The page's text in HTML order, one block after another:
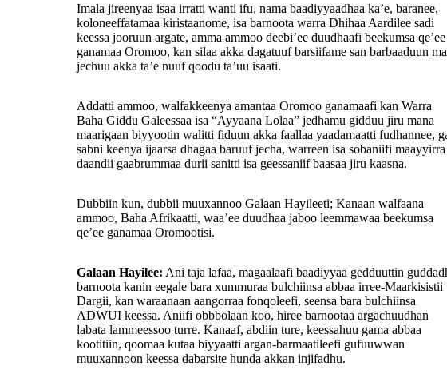
Imala jireenyaa isaa irratti wanti ifu, nama baadiyyaadhaa ka’e, baranee,
koloneeffatamaa kiristaanome, isa barnoota warra Dhihaa Aardilee sadi
keessa jooruun argate, amma ammoo deebi’ee duudhaafi beekumsa qe’ee
ganamaa Oromoo, kan silaa akka dagatuuf barsiifame san barbaaduun
jechuu akka ta’e nuuf qoodu ta’uu isaati.
Addatti ammoo, walfakkeenya amantaa Oromoo ganamaafi kan Warra
Baha Giddu Galeessaa isa “Ayyaana Lolaa” jedhamu gidduu jiru mana
maarigaan biyyootin walitti fiduun akka faallaa yaadamaatti fudhannee,
sabni keenya ijaarsa dhagaa baruuf jecha, warreen isa sobaniifi maayyirra
daandii gaabrummaa durii sanitti isa geessaniif baasaa jiru kaasna.
Dubbiin kun, dubbii muuxannoo Galaan Hayileeti; Kanaan walfaana
ammoo, Baha Afrikaatti, waa’ee duudhaa jaboo leemmawaa beekumsa
qe’ee ganamaa Oromootisi.
Galaan Hayilee: Ani taja lafaa, magaalaafi baadiyyaa gedduuttin
barnoota kanin eegale bara xummuraa bulchiinsa abbaa irree-Maarkisistii
Dargii, kan waraanaan aangorraa fonqoleefi, seensa bara bulchiinsa
ADWUI keessa. Aniifi obbbolaan koo, hiree barnootaa argachuudhan
labata lammeessoo turre. Kanaaf, abdiin ture, keessahuu gama abbaa
kootitiin, qoomaa kutaa biyyaatti argan-barmaatileefi gufuuwwan
muuxannoon keessa dabarsite hunda akkan injifadhu.